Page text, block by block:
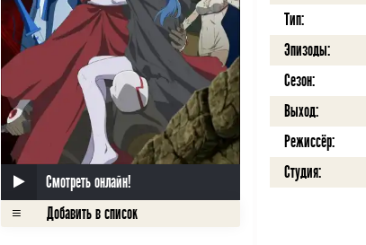
Смотреть онлайн!
Тип:
Эпизоды:
Сезон:
Выход:
Режиссёр:
Студия: